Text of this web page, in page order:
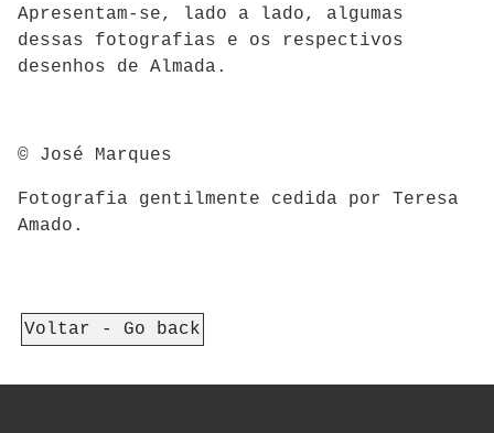
Apresentam-se, lado a lado, algumas
dessas fotografias e os respectivos
desenhos de Almada.
© José Marques
Fotografia gentilmente cedida por Teresa
Amado.
Voltar - Go back